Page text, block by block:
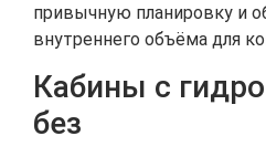
привычную планировку и
внутреннего объёма для
Кабины с
без